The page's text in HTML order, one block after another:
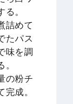
。
詰めて
たパス
味を調
の粉チ
成。